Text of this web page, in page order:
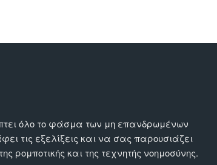
όλο το φάσμα των μη επανδρωμένων
τις εξελίξεις και να σας παρουσιάζει
ρομποτικής και της τεχνητής νοημοσύνης.